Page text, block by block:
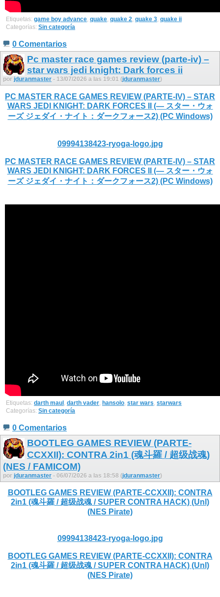
Etiquetas: game boy advance, quake, quake 2, quake 3, quake ii
Categorías: Sin categoría
0 Comentarios
Pc master race games review (parte-iv) –
star wars jedi knight: Dark forces ii
por jduranmaster - 13/07/2026 a las 19:01 (jduranmaster)
PC MASTER RACE GAMES REVIEW (PARTE-IV) – STAR
WARS JEDI KNIGHT: DARK FORCES II (— スター・ウォ
ーズ ジェダイ・ナイト：ダークフォース2) (PC Windows)
09994138423-ryoga-logo.jpg
PC MASTER RACE GAMES REVIEW (PARTE-IV) – STAR
WARS JEDI KNIGHT: DARK FORCES II (— スター・ウォ
ーズ ジェダイ・ナイト：ダークフォース2) (PC Windows)
Etiquetas: darth maul, darth vader, hansolo, star wars, starwars
Categorías: Sin categoría
0 Comentarios
BOOTLEG GAMES REVIEW (PARTE-
CCXXII): CONTRA 2in1 (魂斗羅 / 超级战魂)
(NES / FAMICOM)
por jduranmaster - 06/07/2026 a las 18:58 (jduranmaster)
BOOTLEG GAMES REVIEW (PARTE-CCXXII): CONTRA
2in1 (魂斗羅 / 超级战魂 / SUPER CONTRA HACK) (Unl)
(NES Pirate)
09994138423-ryoga-logo.jpg
BOOTLEG GAMES REVIEW (PARTE-CCXXII): CONTRA
2in1 (魂斗羅 / 超级战魂 / SUPER CONTRA HACK) (Unl)
(NES Pirate)